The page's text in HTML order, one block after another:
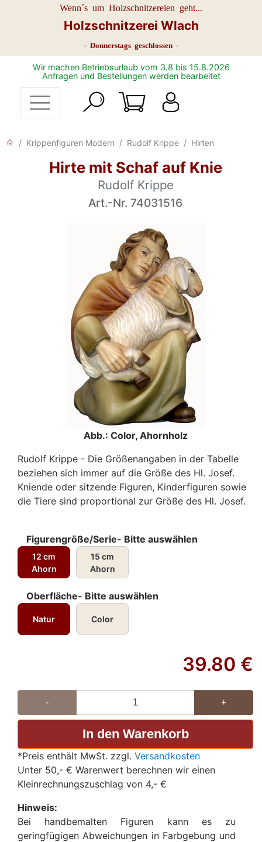
Wenn´s um Holzschnitzereien geht...
Holzschnitzerei Wlach
- Donnerstags geschlossen -
Wir machen Betriebsurlaub vom 3.8 bis 15.8.2026
Anfragen und Bestellungen werden bearbeitet
Krippenfiguren Modern Rudolf Krippe Hirten
Hirte mit Schaf auf Knie
Rudolf Krippe
Art.-Nr. 74031516
Abb.: Color, Ahornholz
Rudolf Krippe - Die Größenangaben in der Tabelle
beziehen sich immer auf die Größe des Hl. Josef.
Kniende oder sitzende Figuren, Kinderfiguren sowie
die Tiere sind proportional zur Größe des Hl. Josef.
Figurengröße/Serie- Bitte auswählen
12 cm
Ahorn
15 cm
Ahorn
Oberfläche- Bitte auswählen
Natur Color
39.80 €
- +
*Preis enthält MwSt. zzgl. Versandkosten
Unter 50,- € Warenwert berechnen wir einen
Kleinrechnungszuschlag von 4,- €
Hinweis:
Bei handbemalten Figuren kann es zu
geringfügigen Abweichungen in Farbgebung und